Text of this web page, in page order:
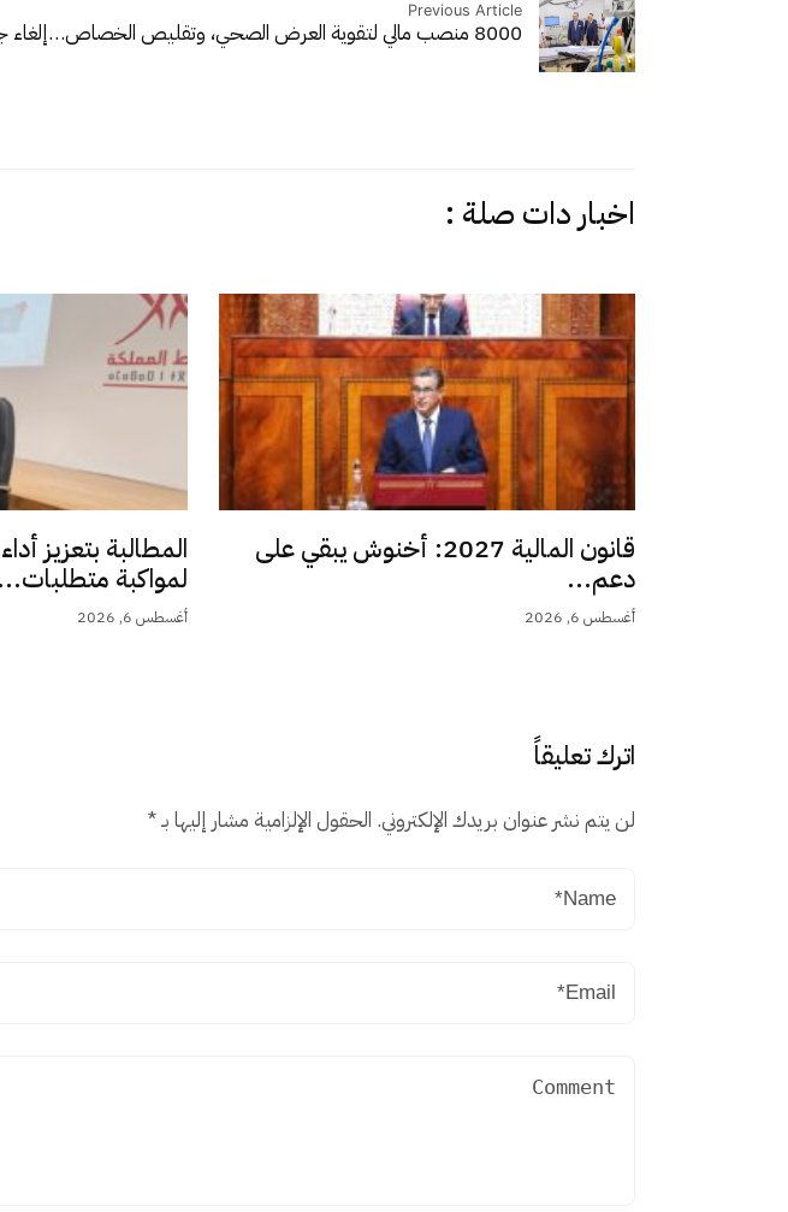
Previous Article
8000 منصب مالي لتقوية العرض الصحي، وتقليص الخصاص…
اخبار دات صلة :
قانون المالية 2027: أخنوش يبقي على
دعم...
أغسطس 6, 2026
المطالبة بتعزيز
لمواكبة متطلبات...
أغسطس 6, 2026
اترك تعليقاً
لن يتم نشر عنوان بريدك الإلكتروني. الحقول الإلزامية مشار إليها بـ*